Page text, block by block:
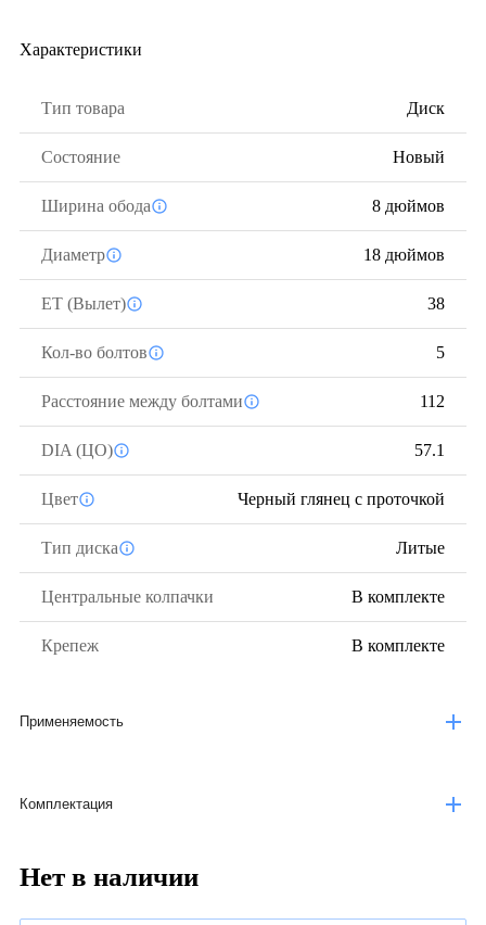
Характеристики
Тип товара Диск
Состояние Новый
Ширина обода 8 дюймов
Диаметр 18 дюймов
ЕТ (Вылет) 38
Кол-во болтов 5
Расстояние между болтами 112
DIA (ЦО) 57.1
Цвет Черный глянец с проточкой
Тип диска Литые
Центральные колпачки В комплекте
Крепеж В комплекте
Применяемость
Комплектация
Нет в наличии